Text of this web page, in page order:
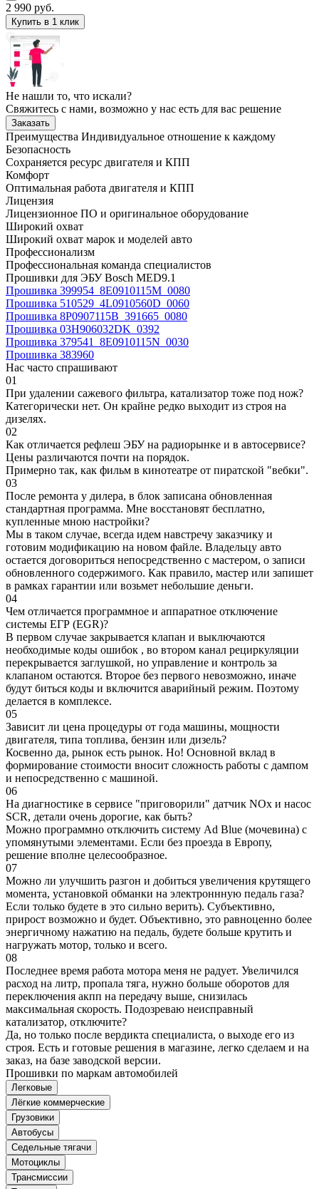
2 990 руб.
Купить в 1 клик
Не нашли то, что искали?
Свяжитесь с нами, возможно у нас есть для вас решение
Заказать
Преимущества Индивидуальное отношение к каждому
Безопасность
Сохраняется ресурс двигателя и КПП
Комфорт
Оптимальная работа двигателя и КПП
Лицензия
Лицензионное ПО и оригинальное оборудование
Широкий охват
Широкий охват марок и моделей авто
Профессионализм
Профессиональная команда специалистов
Прошивки для ЭБУ Bosch MED9.1
Прошивка 399954_8E0910115M_0080
Прошивка 510529_4L0910560D_0060
Прошивка 8P0907115B_391665_0080
Прошивка 03H906032DK_0392
Прошивка 379541_8E0910115N_0030
Прошивка 383960
Нас часто спрашивают
01
При удалении сажевого фильтра, катализатор тоже под нож?
Категорически нет. Он крайне редко выходит из строя на
дизелях.
02
Как отличается рефлеш ЭБУ на радиорынке и в автосервисе?
Цены различаются почти на порядок.
Примерно так, как фильм в кинотеатре от пиратской "вебки".
03
После ремонта у дилера, в блок записана обновленная
стандартная программа. Мне восстановят бесплатно,
купленные мною настройки?
Мы в таком случае, всегда идем навстречу заказчику и
готовим модификацию на новом файле. Владельцу авто
остается договориться непосредственно с мастером, о записи
обновленного содержимого. Как правило, мастер или запишет
в рамках гарантии или возьмет небольшие деньги.
04
Чем отличается программное и аппаратное отключение
системы ЕГР (EGR)?
В первом случае закрывается клапан и выключаются
необходимые коды ошибок , во втором канал рециркуляции
перекрывается заглушкой, но управление и контроль за
клапаном остаются. Второе без первого невозможно, иначе
будут биться коды и включится аварийный режим. Поэтому
делается в комплексе.
05
Зависит ли цена процедуры от года машины, мощности
двигателя, типа топлива, бензин или дизель?
Косвенно да, рынок есть рынок. Но! Основной вклад в
формирование стоимости вносит сложность работы с дампом
и непосредственно с машиной.
06
На диагностике в сервисе "приговорили" датчик NOx и насос
SCR, детали очень дорогие, как быть?
Можно программно отключить систему Ad Blue (мочевина) с
упомянутыми элементами. Если без проезда в Европу,
решение вполне целесообразное.
07
Можно ли улучшить разгон и добиться увеличения крутящего
момента, установкой обманки на электроннную педаль газа?
Если только будете в это сильно верить). Субъективно,
прирост возможно и будет. Объективно, это равноценно более
энергичному нажатию на педаль, будете больше крутить и
нагружать мотор, только и всего.
08
Последнее время работа мотора меня не радует. Увеличился
расход на литр, пропала тяга, нужно больше оборотов для
переключения акпп на передачу выше, снизилась
максимальная скорость. Подозреваю неисправный
катализатор, отключите?
Да, но только после вердикта специалиста, о выходе его из
строя. Есть и готовые решения в магазине, легко сделаем и на
заказ, на базе заводской версии.
Прошивки по маркам автомобилей
Легковые
Лёгкие коммерческие
Грузовики
Автобусы
Седельные тягачи
Мотоциклы
Трансмиссии